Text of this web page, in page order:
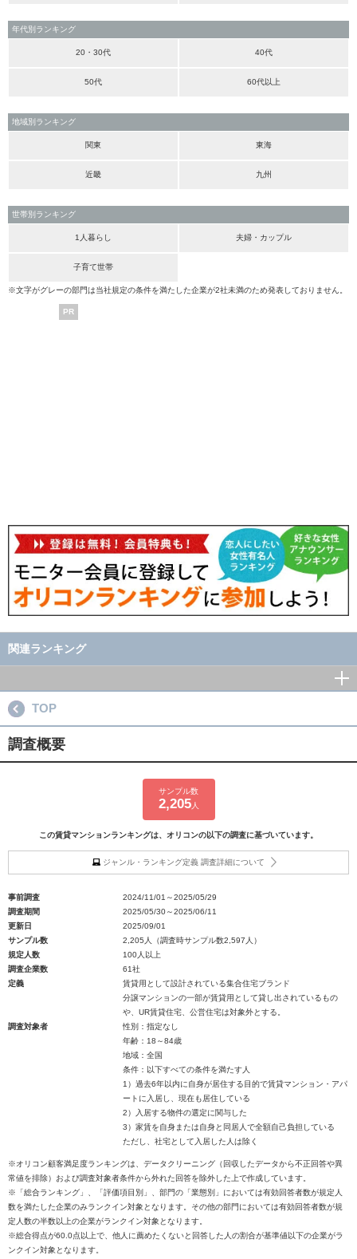
年代別ランキング
20・30代 40代
50代 60代以上
地域別ランキング
関東 東海
近畿 九州
世帯別ランキング
1人暮らし 夫婦・カップル
子育て世帯
※文字がグレーの部門は当社規定の条件を満たした企業が2社未満のため発表しておりません。
PR
関連ランキング
TOP
調査概要
サンプル数
2,205人
この賃貸マンションランキングは、オリコンの以下の調査に基づいています。
ジャンル・ランキング定義 調査詳細について
事前調査
2024/11/01～2025/05/29
調査期間
2025/05/30～2025/06/11
更新日
2025/09/01
サンプル数
2,205人（調査時サンプル数2,597人）
規定人数
100人以上
調査企業数
61社
定義
賃貸用として設計されている集合住宅ブランド
分譲マンションの一部が賃貸用として貸し出されているもの
や、UR賃貸住宅、公営住宅は対象外とする。
調査対象者
性別：指定なし
年齢：18～84歳
地域：全国
条件：以下すべての条件を満たす人
1）過去6年以内に自身が居住する目的で賃貸マンション・アパ
ートに入居し、現在も居住している
2）入居する物件の選定に関与した
3）家賃を自身または自身と同居人で全額自己負担している
ただし、社宅として入居した人は除く
※オリコン顧客満足度ランキングは、データクリーニング（回収したデータから不正回答や異
常値を排除）および調査対象者条件から外れた回答を除外した上で作成しています。
※「総合ランキング」、「評価項目別」、部門の「業態別」においては有効回答者数が規定人
数を満たした企業のみランクイン対象となります。その他の部門においては有効回答者数が規
定人数の半数以上の企業がランクイン対象となります。
※総合得点が60.0点以上で、他人に薦めたくないと回答した人の割合が基準値以下の企業がラ
ンクイン対象となります。